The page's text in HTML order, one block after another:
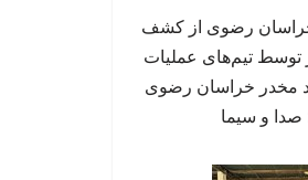
خراسان رضوی از کشف
توسط تیم‌های عملیات
مخدر خراسان رضوی
صدا و سیما